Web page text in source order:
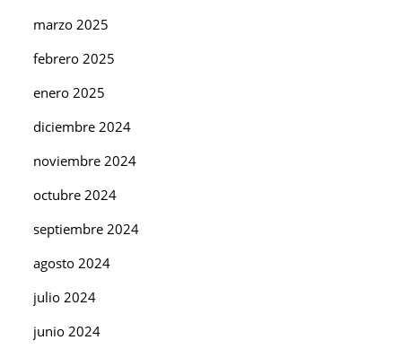
marzo 2025
febrero 2025
enero 2025
diciembre 2024
noviembre 2024
octubre 2024
septiembre 2024
agosto 2024
julio 2024
junio 2024